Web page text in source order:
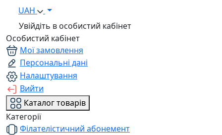
UAH
Увійдіть в особистий кабінет
Особистий кабінет
Мої замовлення
Персональні дані
Налаштування
Вийти
Каталог товарів
Категорії
Філателістичний абонемент